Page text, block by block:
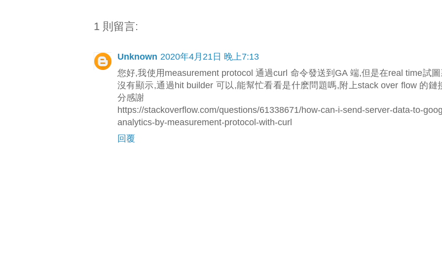
1 則留言:
Unknown 2020年4月21日 晚上7:13
您好,我使用measurement protocol 通過curl 命令發送到GA 端,但是在real time試
沒有顯示,通過hit builder 可以,能幫忙看看是什麽問題嗎,附上stack over flow 的鏈
分感謝
https://stackoverflow.com/questions/61338671/how-can-i-send-server-data-to-
analytics-by-measurement-protocol-with-curl
回覆